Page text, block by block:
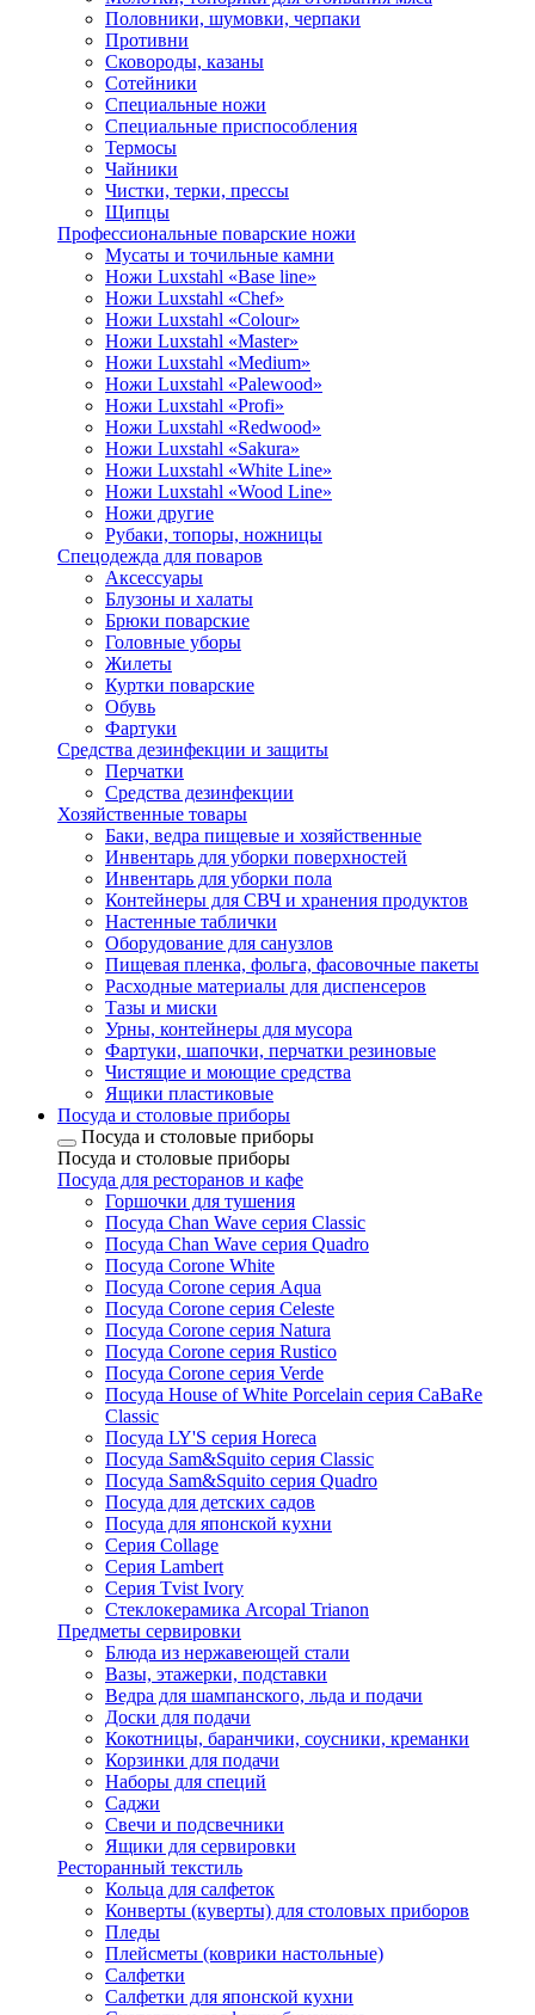
Половники, шумовки, черпаки
Противни
Сковороды, казаны
Сотейники
Специальные ножи
Специальные приспособления
Термосы
Чайники
Чистки, терки, прессы
Щипцы
Профессиональные поварские ножи
Мусаты и точильные камни
Ножи Luxstahl «Base line»
Ножи Luxstahl «Chef»
Ножи Luxstahl «Colour»
Ножи Luxstahl «Master»
Ножи Luxstahl «Medium»
Ножи Luxstahl «Palewood»
Ножи Luxstahl «Profi»
Ножи Luxstahl «Redwood»
Ножи Luxstahl «Sakura»
Ножи Luxstahl «White Line»
Ножи Luxstahl «Wood Line»
Ножи другие
Рубаки, топоры, ножницы
Спецодежда для поваров
Аксессуары
Блузоны и халаты
Брюки поварские
Головные уборы
Жилеты
Куртки поварские
Обувь
Фартуки
Средства дезинфекции и защиты
Перчатки
Средства дезинфекции
Хозяйственные товары
Баки, ведра пищевые и хозяйственные
Инвентарь для уборки поверхностей
Инвентарь для уборки пола
Контейнеры для СВЧ и хранения продуктов
Настенные таблички
Оборудование для санузлов
Пищевая пленка, фольга, фасовочные пакеты
Расходные материалы для диспенсеров
Тазы и миски
Урны, контейнеры для мусора
Фартуки, шапочки, перчатки резиновые
Чистящие и моющие средства
Ящики пластиковые
Посуда и столовые приборы
Посуда и столовые приборы
Посуда и столовые приборы
Посуда для ресторанов и кафе
Горшочки для тушения
Посуда Chan Wave серия Classic
Посуда Chan Wave серия Quadro
Посуда Corone White
Посуда Corone серия Aqua
Посуда Corone серия Celeste
Посуда Corone серия Natura
Посуда Corone серия Rustico
Посуда Corone серия Verde
Посуда House of White Porcelain серия CaBaRe
Classic
Посуда LY'S серия Horeca
Посуда Sam&Squito серия Classic
Посуда Sam&Squito серия Quadro
Посуда для детских садов
Посуда для японской кухни
Серия Collage
Серия Lambert
Серия Tvist Ivory
Стеклокерамика Arcopal Trianon
Предметы сервировки
Блюда из нержавеющей стали
Вазы, этажерки, подставки
Ведра для шампанского, льда и подачи
Доски для подачи
Кокотницы, баранчики, соусники, креманки
Корзинки для подачи
Наборы для специй
Саджи
Свечи и подсвечники
Ящики для сервировки
Ресторанный текстиль
Кольца для салфеток
Конверты (куверты) для столовых приборов
Пледы
Плейсметы (коврики настольные)
Салфетки
Салфетки для японской кухни